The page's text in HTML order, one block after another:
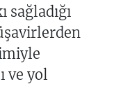
ve yol